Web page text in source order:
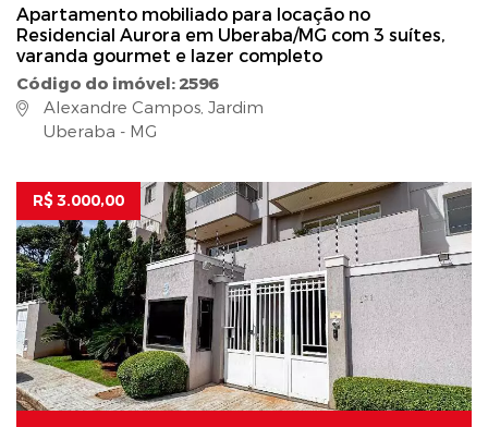
Apartamento mobiliado para locação no
Residencial Aurora em Uberaba/MG com 3 suítes,
varanda gourmet e lazer completo
Código do imóvel: 2596
Alexandre Campos, Jardim
Uberaba - MG
R$ 3.000,00